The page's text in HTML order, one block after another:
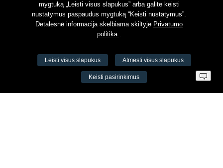
VŠĮ Fitneso mokymo centras AEROMIX
mygtuką „Leisti visus slapukus” arba galite keisti
nustatymus paspaudus mygtuką “Keisti nustatymus”.
Detalesnė informacija skelbiama skiltyje Privatumo
politika .
Leisti visus slapukus Atmesti visus slapukus
Keisti pasirinkimus